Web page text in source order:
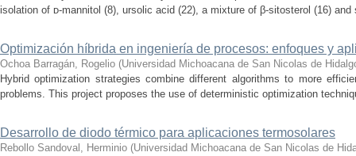
isolation of ᴅ-mannitol (8), ursolic acid (22), a mixture of β-sitosterol (16)
Optimización híbrida en ingeniería de procesos: enfoques y
Ochoa Barragán, Rogelio (Universidad Michoacana de San Nicolas de
Hybrid optimization strategies combine different algorithms to more
problems. This project proposes the use of deterministic optimization
Desarrollo de diodo térmico para aplicaciones termosolares
Rebollo Sandoval, Herminio (Universidad Michoacana de San Nicolas de